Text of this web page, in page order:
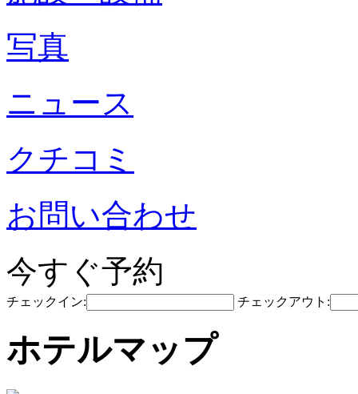
写真
ニュース
クチコミ
お問い合わせ
今すぐ予約
チェックイン: チェックアウト:
ホテルマップ